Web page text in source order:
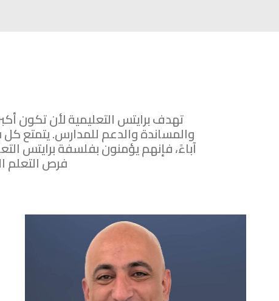
تهدف برايتس التعليمية لأن تكون
والمساندة والدعم للمدارس. يتمتع
آباءً، فإنهم يؤمنون بفلسفة برايتس
فرص التعلم